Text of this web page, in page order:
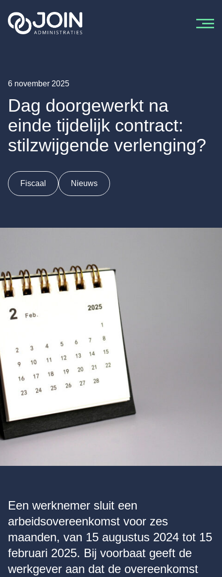
6 november 2025
Dag doorgewerkt na
einde tijdelijk contract:
stilzwijgende verlenging?
Fiscaal Nieuws
Een werknemer sluit een
arbeidsovereenkomst voor zes
maanden, van 15 augustus 2024 tot 15
februari 2025. Bij voorbaat geeft de
werkgever aan dat de overeenkomst